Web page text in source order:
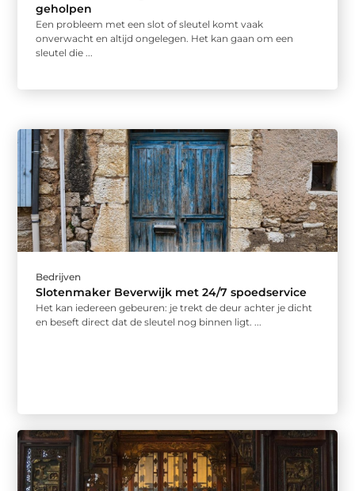
geholpen
Een probleem met een slot of sleutel komt vaak
onverwacht en altijd ongelegen. Het kan gaan om een
sleutel die ...
Bedrijven
Slotenmaker Beverwijk met 24/7 spoedservice
Het kan iedereen gebeuren: je trekt de deur achter je dicht
en beseft direct dat de sleutel nog binnen ligt. ...